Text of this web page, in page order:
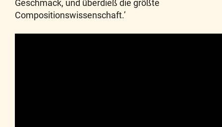
Geschmack, und überdieß die größte
Compositionswissenschaft.’